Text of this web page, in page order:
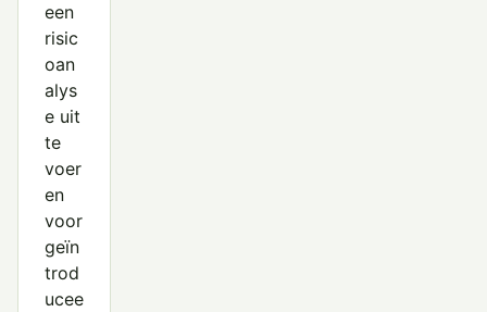
een
risic
oan
alys
e uit
te
voer
en
voor
geïn
trod
ucee